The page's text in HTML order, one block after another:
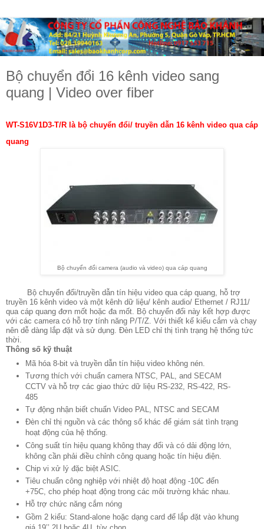
Bộ chuyển đổi 16 kênh video sang
quang | Video over fiber
WT-S16V1D3-T/R là bộ chuyển đổi/ truyền dẫn 16 kênh video qua cáp
quang
Bộ chuyển đổi camera (audio và video) qua cáp quang
Bộ chuyển đổi/truyền dẫn tín hiệu video qua cáp quang, hỗ trợ
truyền 16 kênh video và một kênh dữ liệu/ kênh audio/ Ethernet / RJ11/
qua cáp quang đơn mốt hoặc đa mốt. Bộ chuyển đổi này kết hợp được
với các camera có hỗ trợ tính năng P/T/Z. Với thiết kế kiểu cắm và chạy
nên dễ dàng lắp đặt và sử dụng. Đèn LED chỉ thị tình trạng hệ thống tức
thời.
Thông số kỹ thuật
Mã hóa 8-bit và truyền dẫn tín hiệu video không nén.
Tương thích với chuẩn camera NTSC, PAL, and SECAM
CCTV và hỗ trợ các giao thức dữ liệu RS-232, RS-422, RS-
485
Tự động nhận biết chuẩn Video PAL, NTSC and SECAM
Đèn chỉ thị nguồn và các thông số khác để giám sát tình trạng
hoạt động của hệ thống.
Công suất tín hiệu quang không thay đổi và có dải động lớn,
không cần phải điều chỉnh công quang hoặc tín hiệu điện.
Chip vi xử lý đặc biệt ASIC.
Tiêu chuẩn công nghiệp với nhiệt độ hoạt động -10C đến
+75C, cho phép hoạt động trong các môi trường khác nhau.
Hỗ trợ chức năng cắm nóng
Gồm 2 kiểu: Stand-alone hoặc dạng card để lắp đặt vào khung